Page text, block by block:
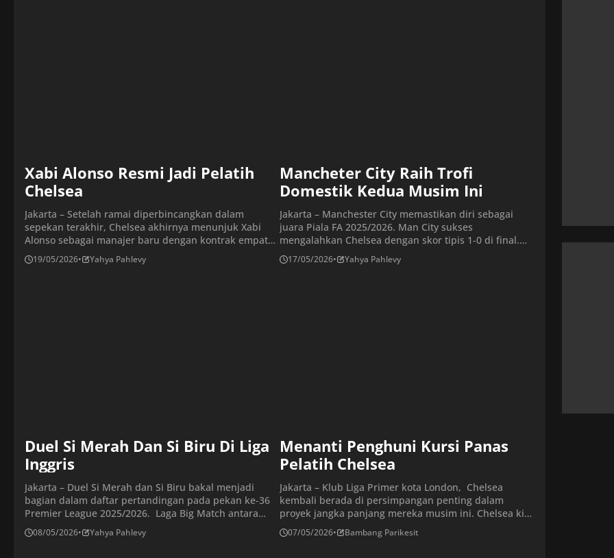
Xabi Alonso Resmi Jadi Pelatih
Chelsea
Jakarta – Setelah ramai diperbincangkan dalam
sepekan terakhir, Chelsea akhirnya menunjuk Xabi
Alonso sebagai manajer baru dengan kontrak empat
tahun. Keputusan ini diumumkan langsung oleh pihak
klub setelah melalui proses pencarian pelatih. Pelatih
19/05/2026• Yahya Pahlevy
Mancheter City Raih Trofi
Domestik Kedua Musim Ini
Jakarta – Manchester City memastikan diri sebagai
juara Piala FA 2025/2026. Man City sukses
mengalahkan Chelsea dengan skor tipis 1-0 di final.
Final Piala FA antara Chelsea vs Man City berlangsung
di Stadion Wembley pada Sabtu (16/5/2026) malam
17/05/2026• Yahya Pahlevy
Duel Si Merah Dan Si Biru Di Liga
Inggris
Jakarta – Duel Si Merah dan Si Biru bakal menjadi
bagian dalam daftar pertandingan pada pekan ke-36
Premier League 2025/2026. Laga Big Match antara
Liverpool vs Chelsea bergulir di Stadion Anfield, Sabtu
(9/5) pukul 18.30 WIB. Laga akbar ini penting bagi
08/05/2026• Yahya Pahlevy
Menanti Penghuni Kursi Panas
Pelatih Chelsea
Jakarta – Klub Liga Primer kota London, Chelsea
kembali berada di persimpangan penting dalam
proyek jangka panjang mereka musim ini. Chelsea kini
tengah berburu pelatih baru setelah memutuskan
memecat Liam Rosenior. Keputusan tersebut diambil
07/05/2026• Bambang Parikesit